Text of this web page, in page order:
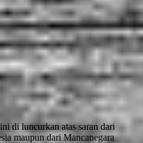
di luncurkan atas saran dari
maupun dari Mancanegara